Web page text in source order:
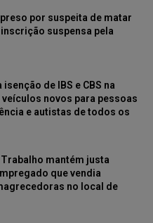
por suspeita de matar
suspensa pela
isenção de IBS e CBS na
novos para pessoas
e autistas de todos os
mantém justa
que vendia
no local de